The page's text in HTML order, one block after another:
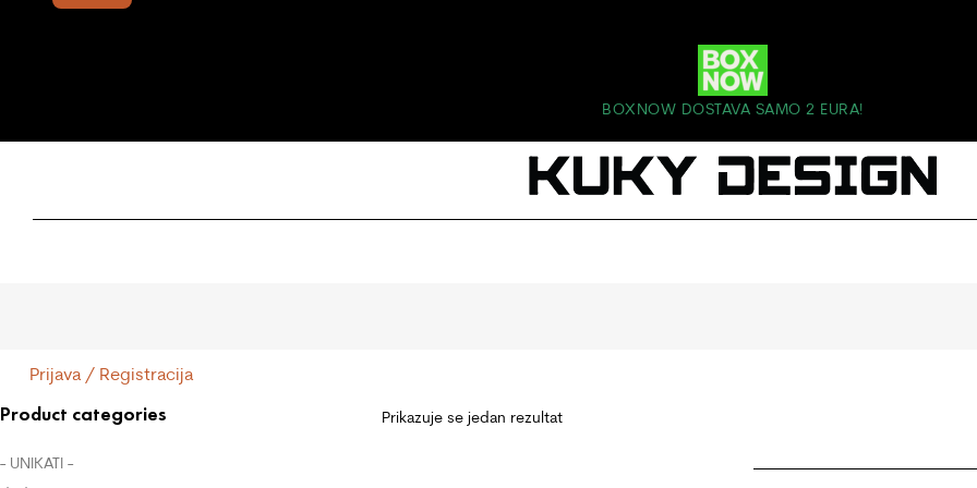
BOXNOW DOSTAVA SAMO 2 EURA!
Prijava / Registracija
Prikazuje se jedan rezultat
Product categories
- UNIKATI -